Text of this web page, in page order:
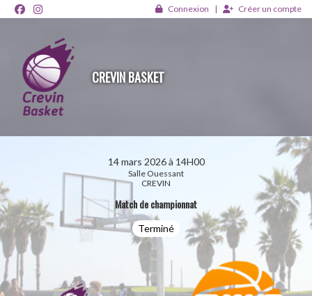
Connexion Créer un compte
CREVIN BASKET
14 mars 2026 à 14H00
Salle Ouessant
CREVIN
Match de championnat
Terminé
Panneau de gestion des cookies